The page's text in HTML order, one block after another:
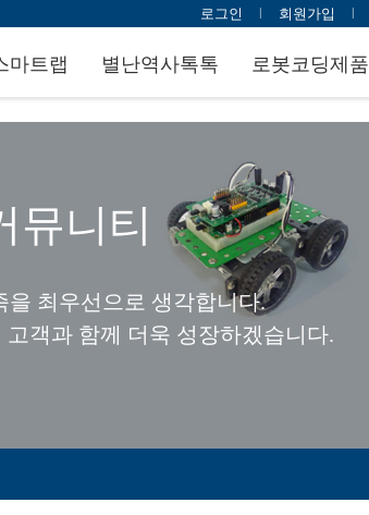
로그인 l 회원가입 l
마트랩 별난역사톡톡 로봇코딩제품
뮤니티
최우선으로 생각합니다.
객과 함께 더욱 성장하겠습니다.